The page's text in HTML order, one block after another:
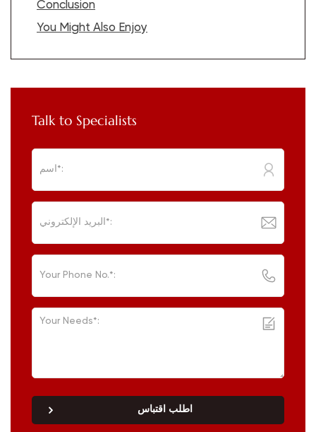
Conclusion
You Might Also Enjoy
Talk to Specialists
اطلب اقتباس